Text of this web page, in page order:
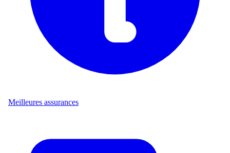
Meilleures assurances